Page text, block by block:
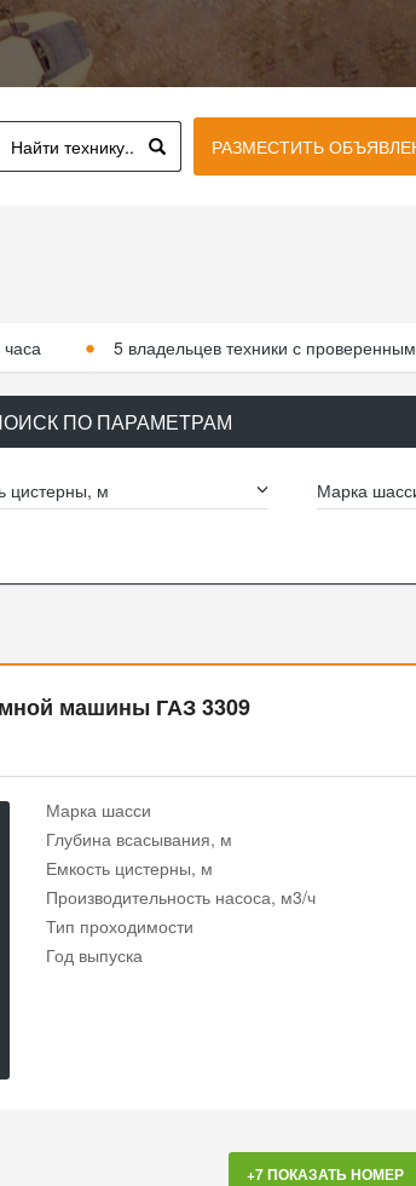
РАЗМЕСТИТЬ
5 владельцев техники с
ПО ПАРАМЕТРАМ
цистерны, м Марка
машины ГАЗ 3309
Марка шасси
Глубина всасывания, м
Емкость цистерны, м
Производительность насоса, м3/ч
Тип проходимости
Год выпуска
+7 ПОКАЗАТЬ НОМЕР